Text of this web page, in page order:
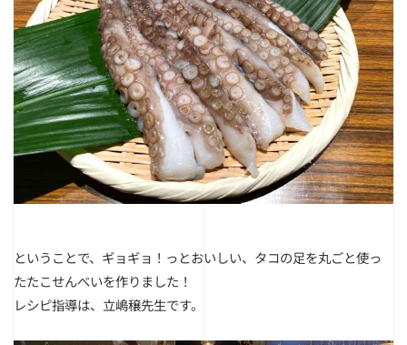
ということで、ギョギョ！っとおいしい、タコの足を丸ごと使っ
たたこせんべいを作りました！
レシピ指導は、立嶋穣先生です。